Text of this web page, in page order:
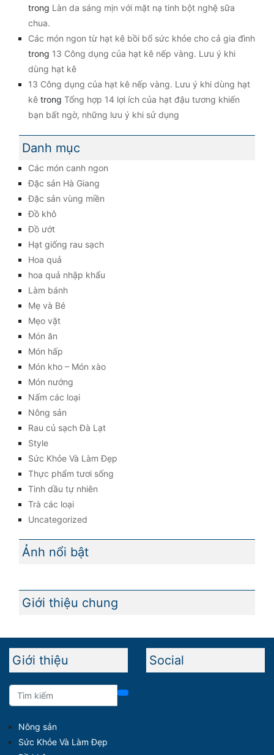
trong Làn da sáng mịn với mặt nạ tinh bột nghệ sữa
chua.
Các món ngon từ hạt kê bồi bổ sức khỏe cho cả gia đình
trong 13 Công dụng của hạt kê nếp vàng. Lưu ý khi
dùng hạt kê
13 Công dụng của hạt kê nếp vàng. Lưu ý khi dùng hạt
kê trong Tổng hợp 14 lợi ích của hạt đậu tương khiến
bạn bất ngờ, những lưu ý khi sử dụng
Danh mục
Các món canh ngon
Đặc sản Hà Giang
Đặc sản vùng miền
Đồ khô
Đồ ướt
Hạt giống rau sạch
Hoa quả
hoa quả nhập khẩu
Làm bánh
Mẹ và Bé
Mẹo vặt
Món ăn
Món hấp
Món kho – Món xào
Món nướng
Nấm các loại
Nông sản
Rau củ sạch Đà Lạt
Style
Sức Khỏe Và Làm Đẹp
Thực phẩm tươi sống
Tinh dầu tự nhiên
Trà các loại
Uncategorized
Ảnh nổi bật
Giới thiệu chung
Giới thiệu
Nông sản
Sức Khỏe Và Làm Đẹp
Social